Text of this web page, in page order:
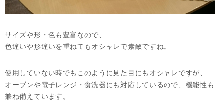
サイズや形・色も豊富なので、
色違いや形違いを重ねてもオシャレで素敵ですね。
使用していない時でもこのように見た目にもオシャレですが、
オーブンや電子レンジ・食洗器にも対応しているので、機能性も
兼ね備えています。